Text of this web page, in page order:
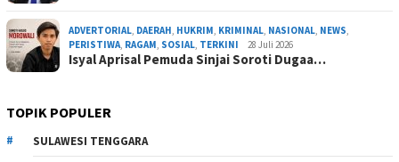
ADVERTORIAL, DAERAH, HUKRIM, KRIMINAL, NASIONAL, NEWS,
PERISTIWA, RAGAM, SOSIAL, TERKINI 28 Juli 2026
Isyal Aprisal Pemuda Sinjai Soroti Dugaa…
TOPIK POPULER
SULAWESI TENGGARA